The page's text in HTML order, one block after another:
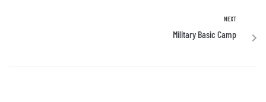
NEXT
Military Basic Camp